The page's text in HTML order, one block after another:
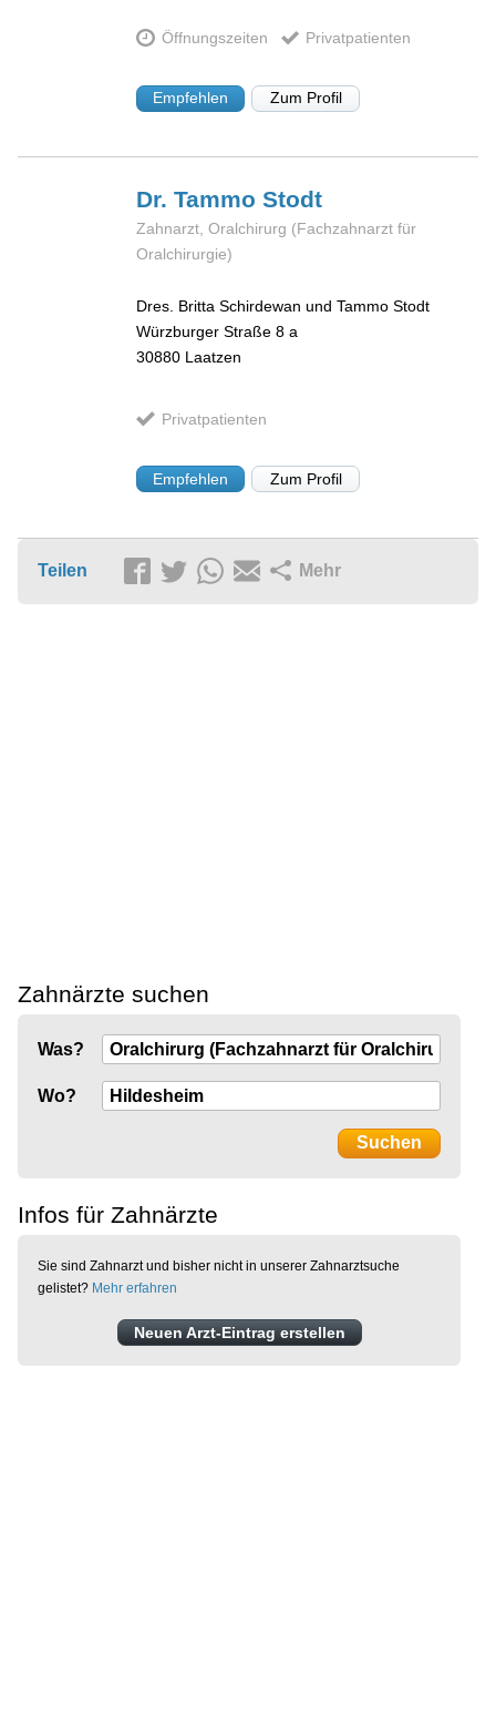
Öffnungszeiten Privatpatienten
Empfehlen Zum Profil
Dr. TammoStodt
Zahnarzt, Oralchirurg (Fachzahnarzt für
Oralchirurgie)
Dres. Britta Schirdewan und Tammo Stodt
Würzburger Straße 8 a
30880 Laatzen
Privatpatienten
Empfehlen Zum Profil
Teilen Mehr
Zahnärzte suchen
Was?
Wo?
Infos für Zahnärzte
Sie sind Zahnarzt und bisher nicht in unserer Zahnarztsuche
gelistet? Mehr erfahren
Neuen Arzt-Eintrag erstellen